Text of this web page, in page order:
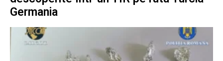
Germania